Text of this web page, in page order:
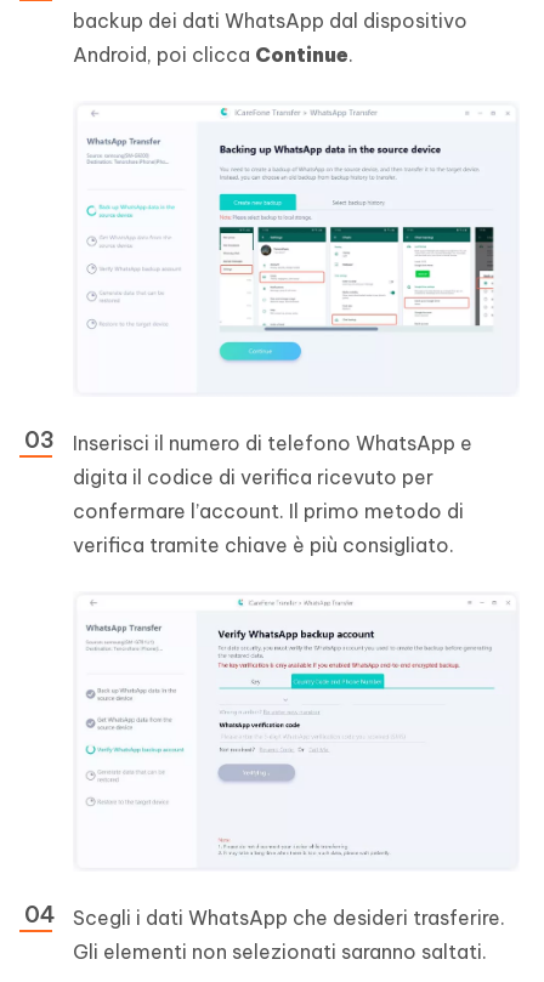
backup dei dati WhatsApp dal dispositivo
Android, poi clicca Continue.
Inserisci il numero di telefono WhatsApp e
digita il codice di verifica ricevuto per
confermare l’account. Il primo metodo di
verifica tramite chiave è più consigliato.
Scegli i dati WhatsApp che desideri trasferire.
Gli elementi non selezionati saranno saltati.